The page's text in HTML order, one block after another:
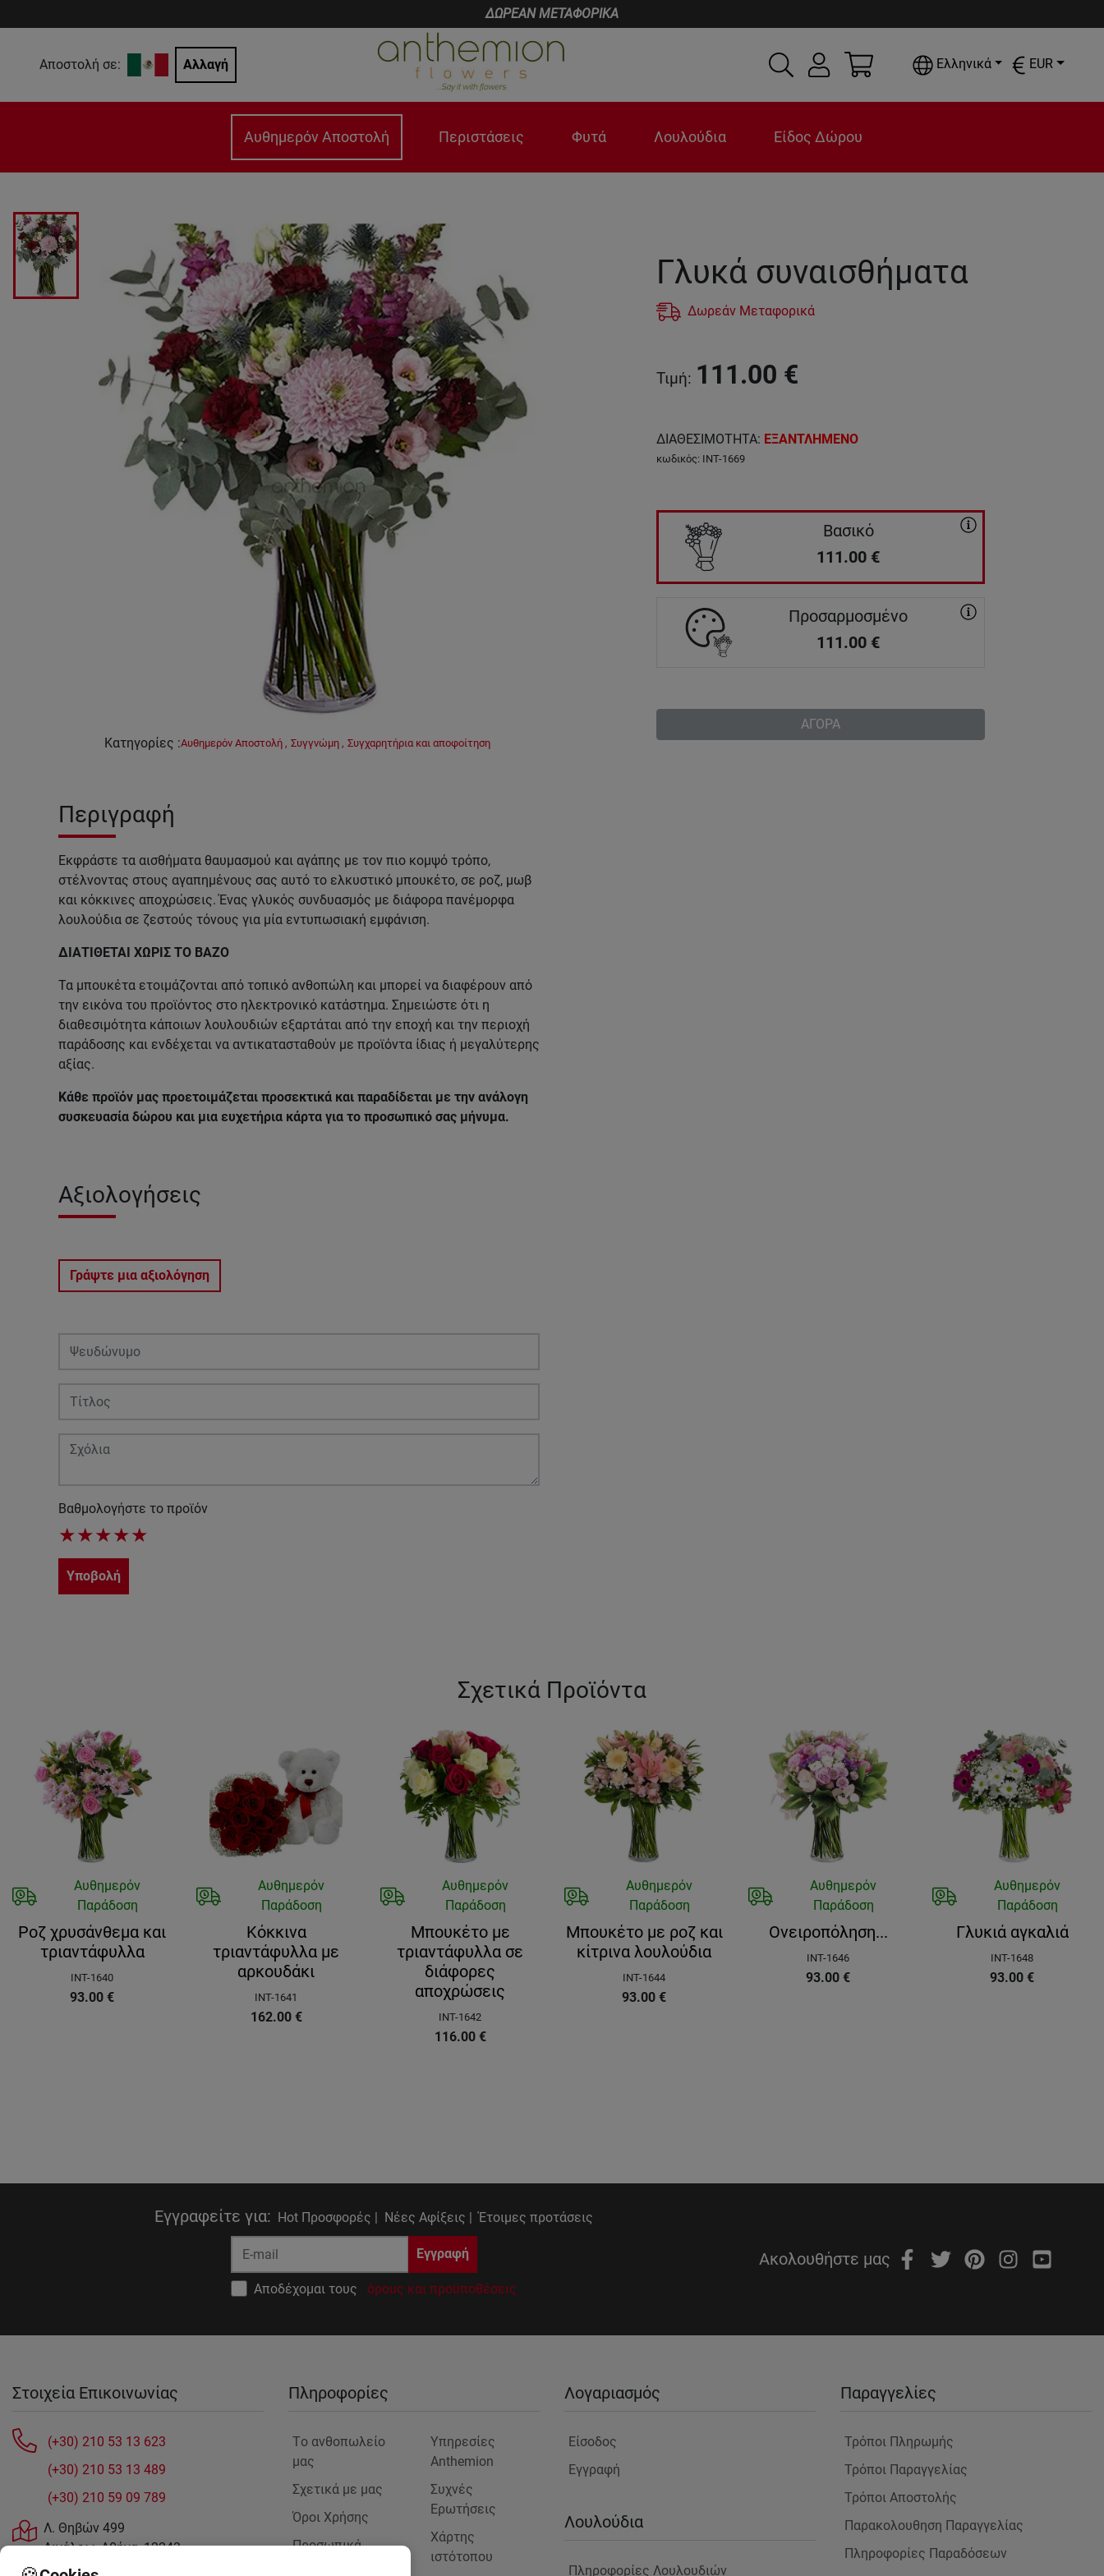
ΔΩΡΕΑΝ ΜΕΤΑΦΟΡΙΚΑ
Αποστολή σε: Αλλαγή Ελληνικά EUR
Αυθημερόν Αποστολή Περιστάσεις Φυτά Λουλούδια Είδος Δώρου
Κατηγορίες :Αυθημερόν Αποστολή , Συγγνώμη , Συγχαρητήρια και αποφοίτηση
Περιγραφή
Εκφράστε τα αισθήματα θαυμασμού και αγάπης με τον πιο κομψό τρόπο,
στέλνοντας στους αγαπημένους σας αυτό το ελκυστικό μπουκέτο, σε ροζ, μωβ
και κόκκινες αποχρώσεις. Ένας γλυκός συνδυασμός με διάφορα πανέμορφα
λουλούδια σε ζεστούς τόνους για μία εντυπωσιακή εμφάνιση.
ΔΙΑΤΙΘΕΤΑΙ ΧΩΡΙΣ ΤΟ ΒΑΖΟ
Τα μπουκέτα ετοιμάζονται από τοπικό ανθοπώλη και μπορεί να διαφέρουν από
την εικόνα του προϊόντος στο ηλεκτρονικό κατάστημα. Σημειώστε ότι η
διαθεσιμότητα κάποιων λουλουδιών εξαρτάται από την εποχή και την περιοχή
παράδοσης και ενδέχεται να αντικατασταθούν με προϊόντα ίδιας ή μεγαλύτερης
αξίας.
Κάθε προϊόν μας προετοιμάζεται προσεκτικά και παραδίδεται με την ανάλογη
συσκευασία δώρου και μια ευχετήρια κάρτα για το προσωπικό σας μήνυμα.
Αξιολογήσεις
Γράψτε μια αξιολόγηση
Βαθμολογήστε το προϊόν
★★★★★
Υποβολή
Γλυκά συναισθήματα
Δωρεάν Μεταφορικά
Τιμή: 111.00 €
ΔΙΑΘΕΣΙΜΟΤΗΤΑ: ΕΞΑΝΤΛΗΜΕΝΟ
κωδικός: INT-1669
Βασικό
111.00 €
Προσαρμοσμένο
111.00 €
ΑΓΟΡΑ
Σχετικά Προϊόντα
Αυθημερόν
Παράδοση
Ροζ χρυσάνθεμα και
τριαντάφυλλα
INT-1640
93.00 €
Αυθημερόν
Παράδοση
Κόκκινα
τριαντάφυλλα με
αρκουδάκι
INT-1641
162.00 €
Αυθημερόν
Παράδοση
Μπουκέτο με
τριαντάφυλλα σε
διάφορες
αποχρώσεις
INT-1642
116.00 €
Αυθημερόν
Παράδοση
Μπουκέτο με ροζ και
κίτρινα λουλούδια
INT-1644
93.00 €
Αυθημερόν
Παράδοση
Ονειροπόληση...
INT-1646
93.00 €
Αυθημερόν
Παράδοση
Γλυκιά αγκαλιά
INT-1648
93.00 €
Εγγραφείτε για: Hot Προσφορές | Νέες Αφίξεις | Έτοιμες προτάσεις
Εγγραφή
Αποδέχομαι τους όρους και προϋποθέσεις
Ακολουθήστε μας
Στοιχεία Επικοινωνίας
(+30) 210 53 13 623
(+30) 210 53 13 489
(+30) 210 59 09 789
Λ. Θηβών 499
Αιγάλεω, Αθήνα, 12243
sales@anthemionflowers.gr
Πληροφορίες
Tο ανθοπωλείο
μας
Σχετικά με μας
Όροι Χρήσης
Προσωπικά
Υπηρεσίες
Anthemion
Συχνές
Ερωτήσεις
Χάρτης
ιστότοπου
Λογαριασμός
Είσοδος
Εγγραφή
Λουλούδια
Πληροφορίες Λουλουδιών
Παραγγελίες
Τρόποι Πληρωμής
Τρόποι Παραγγελίας
Τρόποι Αποστολής
Παρακολουθηση Παραγγελίας
Πληροφορίες Παραδόσεων